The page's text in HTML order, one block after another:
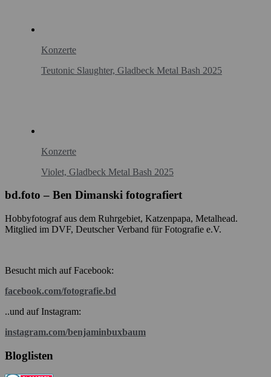
Konzerte
Teutonic Slaughter, Gladbeck Metal Bash 2025
Konzerte
Violet, Gladbeck Metal Bash 2025
bd.foto – Ben Dimanski fotografiert
Hobbyfotograf aus dem Ruhrgebiet, Katzenpapa, Metalhead.
Mitglied im DVF, Deutscher Verband für Fotografie e.V.
Besucht mich auf Facebook:
facebook.com/fotografie.bd
..und auf Instagram:
instagram.com/benjaminbuxbaum
Bloglisten